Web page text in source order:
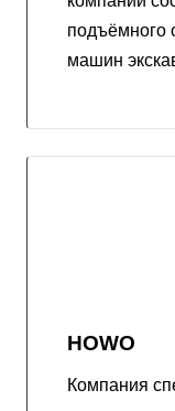
подъёмного
машин
HOWO
Компания